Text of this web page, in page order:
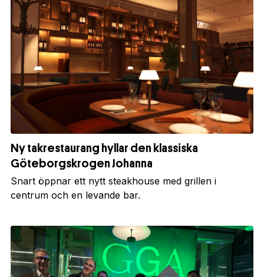
Ny takrestaurang hyllar den klassiska
Göteborgskrogen Johanna
Snart öppnar ett nytt steakhouse med grillen i
centrum och en levande bar.